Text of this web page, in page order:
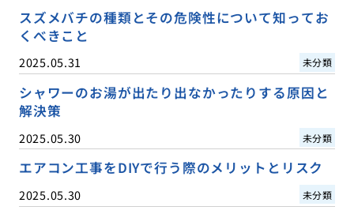
スズメバチの種類とその危険性について知ってお
くべきこと
2025.05.31 未分類
シャワーのお湯が出たり出なかったりする原因と
解決策
2025.05.30 未分類
エアコン工事をDIYで行う際のメリットとリスク
2025.05.30 未分類